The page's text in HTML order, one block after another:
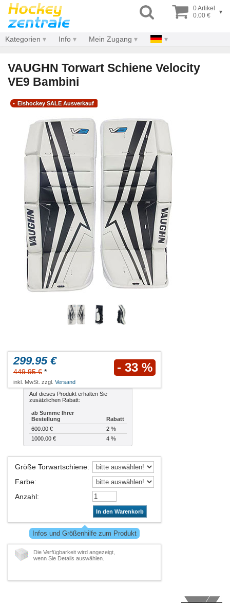
0 Artikel
0.00 €
▾
Kategorien Info Mein Zugang
VAUGHN Torwart Schiene Velocity
VE9 Bambini
Eishockey SALE Ausverkauf
299.95 €
449.95 € * - 33 %
inkl. MwSt. zzgl. Versand
Auf dieses Produkt erhalten Sie
zusätzlichen Rabatt:
ab Summe Ihrer
Bestellung
Rabatt
600.00 €
2 %
1000.00 €
4 %
Größe Torwartschiene:
Farbe:
Anzahl:
In den Warenkorb
Infos und Größenhilfe zum Produkt
Die Verfügbarkeit wird angezeigt,
wenn Sie Details auswählen.